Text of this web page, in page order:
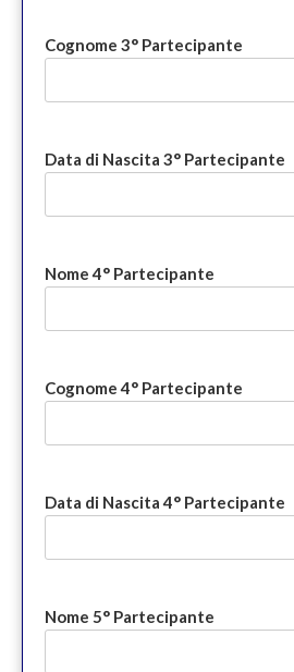
Cognome 3° Partecipante
Data di Nascita 3° Partecipante
Nome 4° Partecipante
Cognome 4° Partecipante
Data di Nascita 4° Partecipante
Nome 5° Partecipante